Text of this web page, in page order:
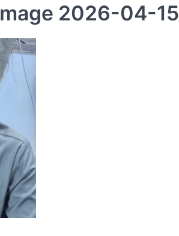
2026-04-